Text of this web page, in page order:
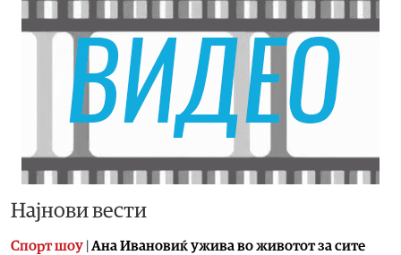
Најнови вести
Спорт шоу Aна Ивановиќ ужива во животот за сите